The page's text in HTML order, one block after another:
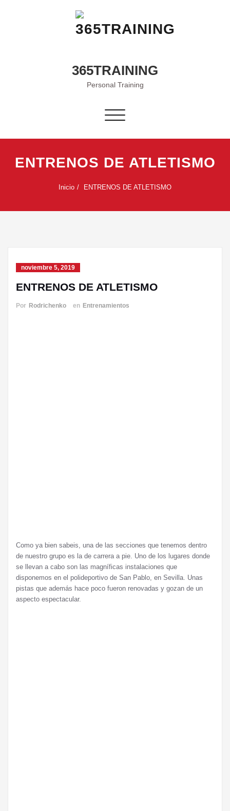
365TRAINING
Personal Training
Alternar
ENTRENOS DE ATLETISMO
Inicio ENTRENOS DE ATLETISMO
noviembre 5, 2019
ENTRENOS DE ATLETISMO
Por Rodrichenko en Entrenamientos
Como ya bien sabeis, una de las secciones que tenemos dentro
de nuestro grupo es la de carrera a pie. Uno de los lugares donde
se llevan a cabo son las magníficas instalaciones que
disponemos en el polideportivo de San Pablo, en Sevilla. Unas
pistas que además hace poco fueron renovadas y gozan de un
aspecto espectacular.